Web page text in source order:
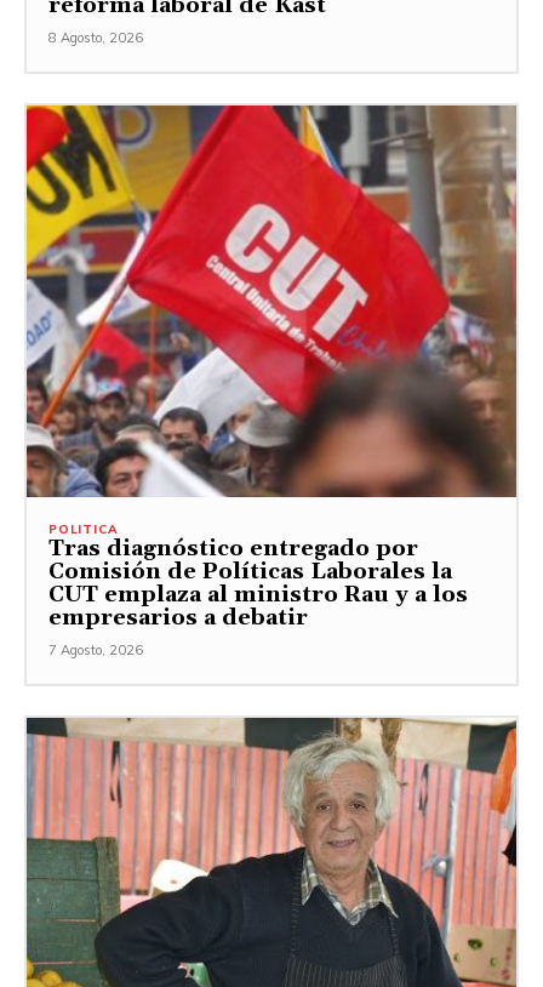
reforma laboral de Kast
8 Agosto, 2026
POLITICA
Tras diagnóstico entregado por
Comisión de Políticas Laborales la
CUT emplaza al ministro Rau y a los
empresarios a debatir
7 Agosto, 2026